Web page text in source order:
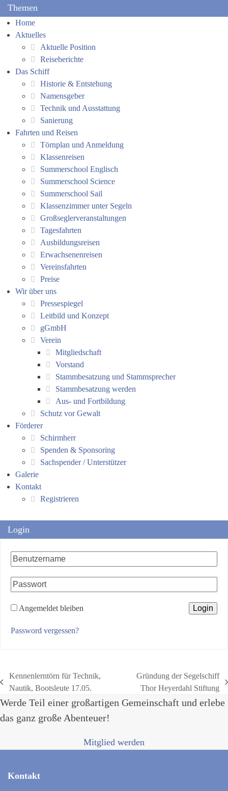
Themen
Home
Aktuelles
Aktuelle Position
Reiseberichte
Das Schiff
Historie & Entstehung
Namensgeber
Technik und Ausstattung
Sanierung
Fahrten und Reisen
Törnplan und Anmeldung
Klassenreisen
Summerschool Englisch
Summerschool Science
Summerschool Sail
Klassenzimmer unter Segeln
Großseglerveranstaltungen
Tagesfahrten
Ausbildungsreisen
Erwachsenenreisen
Vereinsfahrten
Preise
Wir über uns
Pressespiegel
Leitbild und Konzept
gGmbH
Verein
Mitgliedschaft
Vorstand
Stammbesatzung und Stammsprecher
Stammbesatzung werden
Aus- und Fortbildung
Schutz vor Gewalt
Förderer
Schirmherr
Spenden & Sponsoring
Sachspender / Unterstützer
Galerie
Kontakt
Registrieren
Login
Angemeldet bleiben
Password vergessen?
vorheriger
Beitrag:
Kennenlerntörn für Technik,
Nautik, Bootsleute 17.05.
Nächster
Beitrag:
Gründung der Segelschiff
Thor Heyerdahl Stiftung
Werde Teil einer großartigen Gemeinschaft und erlebe
das ganz große Abenteuer!
Mitglied werden
Kontakt